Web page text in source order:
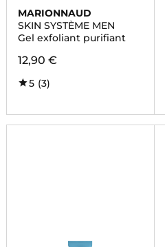
MARIONNAUD
SKIN SYSTÈME MEN
Gel exfoliant purifiant
12,90 €
5 (3)